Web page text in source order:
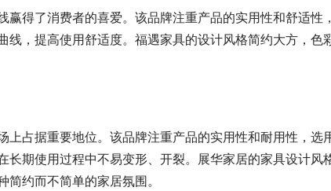
得了消费者的喜爱。该品牌注重产品的实用性和舒适性
线，提高使用舒适度。福遇家具的设计风格简约大方，色
占据重要地位。该品牌注重产品的实用性和耐用性，选
长期使用过程中不易变形、开裂。展华家居的家具设计风
约而不简单的家居氛围。